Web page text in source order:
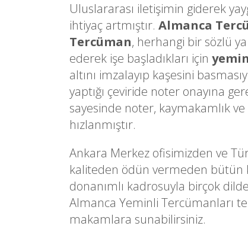
Uluslararası iletişimin giderek
ihtiyaç artmıştır. Almanca
Tercüman, herhangi bir sözlü
ederek işe başladıkları için
altını imzalayıp kaşesini
yaptığı çeviride noter onayına
sayesinde noter, kaymakamlık
hızlanmıştır.
Ankara Merkez ofisimizden ve
kaliteden ödün vermeden bütün
donanımlı kadrosuyla birçok
Almanca Yeminli Tercümanları
makamlara sunabilirsiniz.